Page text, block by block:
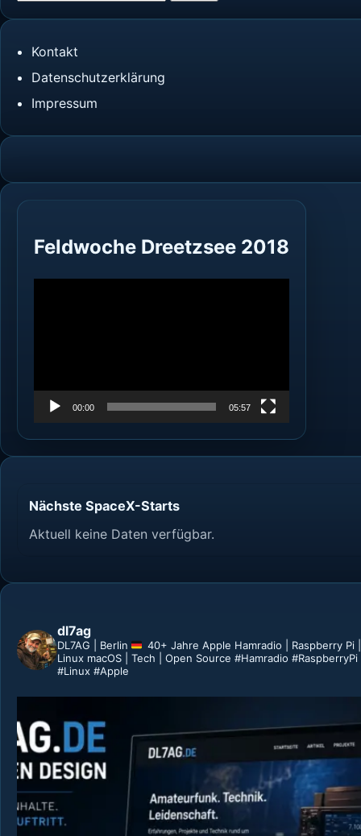
Kontakt
Datenschutzerklärung
Impressum
Feldwoche Dreetzsee 2018
00:00 05:57
Nächste SpaceX-Starts
Aktuell keine Daten verfügbar.
dl7ag
DL7AG | Berlin 40+ Jahre Apple Hamradio | Raspberry Pi |
Linux macOS | Tech | Open Source #Hamradio #RaspberryPi
#Linux #Apple